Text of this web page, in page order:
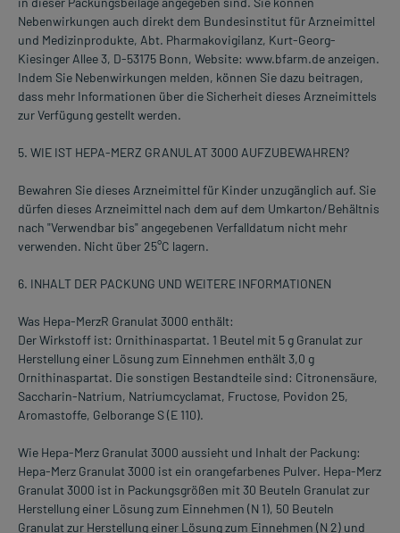
Nebenwirkungen auch direkt dem Bundesinstitut für Arzneimittel
und Medizinprodukte, Abt. Pharmakovigilanz, Kurt-Georg-
Kiesinger Allee 3, D-53175 Bonn, Website: www.bfarm.de anzeigen.
Indem Sie Nebenwirkungen melden, können Sie dazu beitragen,
dass mehr Informationen über die Sicherheit dieses Arzneimittels
zur Verfügung gestellt werden.
5. WIE IST HEPA-MERZ GRANULAT 3000 AUFZUBEWAHREN?
Bewahren Sie dieses Arzneimittel für Kinder unzugänglich auf. Sie
dürfen dieses Arzneimittel nach dem auf dem Umkarton/Behältnis
nach "Verwendbar bis" angegebenen Verfalldatum nicht mehr
verwenden. Nicht über 25°C lagern.
6. INHALT DER PACKUNG UND WEITERE INFORMATIONEN
Was Hepa-MerzR Granulat 3000 enthält:
Der Wirkstoff ist: Ornithinaspartat. 1 Beutel mit 5 g Granulat zur
Herstellung einer Lösung zum Einnehmen enthält 3,0 g
Ornithinaspartat. Die sonstigen Bestandteile sind: Citronensäure,
Saccharin-Natrium, Natriumcyclamat, Fructose, Povidon 25,
Aromastoffe, Gelborange S (E 110).
Wie Hepa-Merz Granulat 3000 aussieht und Inhalt der Packung:
Hepa-Merz Granulat 3000 ist ein orangefarbenes Pulver. Hepa-Merz
Granulat 3000 ist in Packungsgrößen mit 30 Beuteln Granulat zur
Herstellung einer Lösung zum Einnehmen (N 1), 50 Beuteln
Granulat zur Herstellung einer Lösung zum Einnehmen (N 2) und